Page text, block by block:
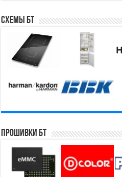
Схемы БТ
Прошивки БТ